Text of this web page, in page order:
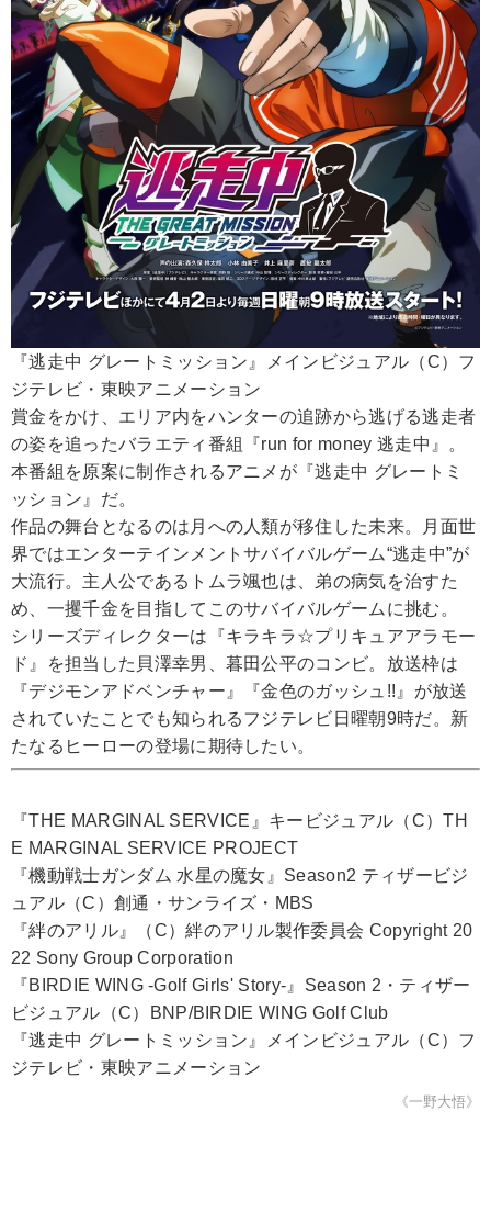
『逃走中 グレートミッション』メインビジュアル（C）フ
ジテレビ・東映アニメーション
賞金をかけ、エリア内をハンターの追跡から逃げる逃走者
の姿を追ったバラエティ番組『run for money 逃走中』。
本番組を原案に制作されるアニメが『逃走中 グレートミ
ッション』だ。
作品の舞台となるのは月への人類が移住した未来。月面世
界ではエンターテインメントサバイバルゲーム“逃走中”が
大流行。主人公であるトムラ颯也は、弟の病気を治すた
め、一攫千金を目指してこのサバイバルゲームに挑む。
シリーズディレクターは『キラキラ☆プリキュアアラモー
ド』を担当した貝澤幸男、暮田公平のコンビ。放送枠は
『デジモンアドベンチャー』『金色のガッシュ!!』が放送
されていたことでも知られるフジテレビ日曜朝9時だ。新
たなるヒーローの登場に期待したい。
『THE MARGINAL SERVICE』キービジュアル（C）TH
E MARGINAL SERVICE PROJECT
『機動戦士ガンダム 水星の魔女』Season2 ティザービジ
ュアル（C）創通・サンライズ・MBS
『絆のアリル』（C）絆のアリル製作委員会 Copyright 20
22 Sony Group Corporation
『BIRDIE WING -Golf Girls' Story-』Season 2・ティザー
ビジュアル（C）BNP/BIRDIE WING Golf Club
『逃走中 グレートミッション』メインビジュアル（C）フ
ジテレビ・東映アニメーション
《一野大悟》